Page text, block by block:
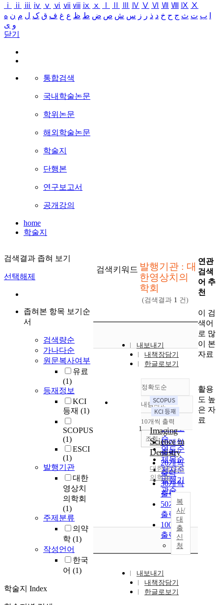
ⅰ
ⅱ ⅲ ⅳ ⅴ ⅵ ⅶ ⅷ ⅸ ⅹ Ⅳ Ⅴ Ⅵ Ⅶ Ⅷ Ⅸ Ⅹ
ب ت ث ج ح خ د ذ ر ز س ش ص ض ط ظ ع غ ف ق ک ل م ن ه
و ی
닫기
통합검색
국내학술논문
학위논문
해외학술논문
학술지
단행본
연구보고서
공개강의
home
학술지
검색결과 좁혀 보기
선택해제
좁혀본 항목 보기순
서
검색량순
가나다순
원문복사여부
유료
(1)
등재정보
KCI
등재 (1)
SCOPUS
(1)
ESCI
(1)
발행기관
대한
영상치
의학회
(1)
주제분류
의약
학 (1)
작성언어
한국
어 (1)
학술지 Index
검색키워드 발행기관 : 대
한영상치의
학회
(검색결과 1 건)
내보내기
내책장담기
한글로보기
정확도순
정확도
순
인기도
순
연도순
제목순
저자순
발행기
관순
내림차순
내림차순
10개씩 출력
10개씩
출력
20개씩
출력
30개씩
출력
50개씩
출력
100개씩
출력
조회
1
Imaging
Science in
Dentistry
대한영상치
의학회
복
사/
대
출
신
청
내보내기
내책장담기
한글로보기
연관
검색
어 추
천
이 검
색어
로 많
이 본
자료
활용
도 높
은 자
료